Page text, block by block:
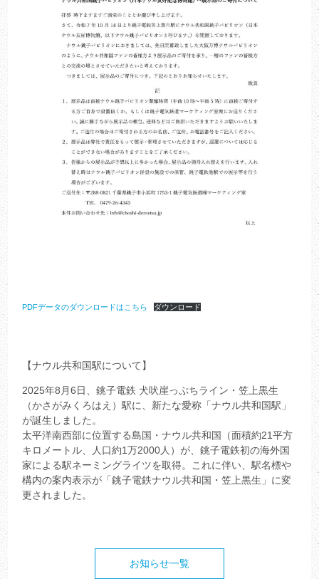
PDFデータのダウンロードはこちら ダウンロード
【ナウル共和国駅について】
2025年8月6日、銚子電鉄 犬吠崖っぷちライン・笠上黒生
（かさがみくろはえ）駅に、新たな愛称「ナウル共和国駅」
が誕生しました。
太平洋南西部に位置する島国・ナウル共和国（面積約21平方
キロメートル、人口約1万2000人）が、銚子電鉄初の海外国
家による駅ネーミングライツを取得。これに伴い、駅名標や
構内の案内表示が「銚子電鉄ナウル共和国・笠上黒生」に変
更されました。
お知らせ一覧